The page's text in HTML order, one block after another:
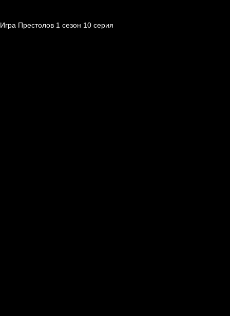
Игра Престолов 1 cезон 10 cерия